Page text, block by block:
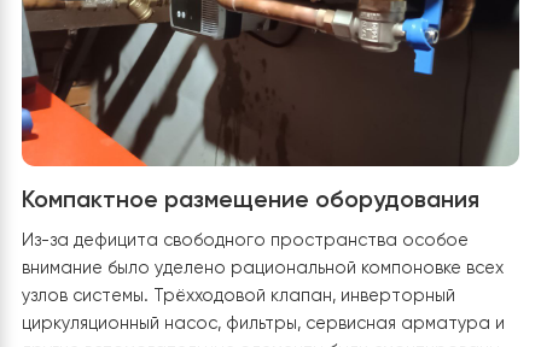
эффективность работы всей системы.
Интеграция в существующую систему
отопления
Подключение нового оборудования выполнялось к
была спроектирована для работы с
электрическим котлами. Большое количество
существующих трубопроводов и оборудования
значительно усложняло монтажные работы, поэтому
специалистам пришлось буквально «ювелирно»